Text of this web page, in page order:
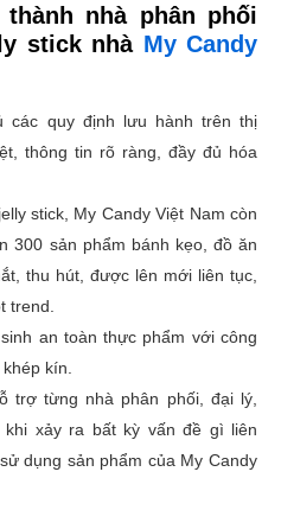
nhà phân phối
stick nhà My Candy
các quy định lưu hành trên thị
thông tin rõ ràng, đầy đủ hóa
stick, My Candy Việt Nam còn
300 sản phẩm bánh kẹo, đồ ăn
thu hút, được lên mới liên tục,
trend.
an toàn thực phẩm với công
kín.
trợ từng nhà phân phối, đại lý,
khi xảy ra bất kỳ vấn đề gì liên
dụng sản phẩm của My Candy